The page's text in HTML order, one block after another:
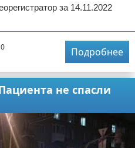
за 14.11.2022
Подробнее
не спасли